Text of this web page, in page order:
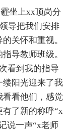
坐上xx顶岗分
导把我们安排
关怀和重视。
导教师班级。
看到我的指导
缕阳光迎来了我
看看他们，感觉
了新的称呼“x
说一声“x老师